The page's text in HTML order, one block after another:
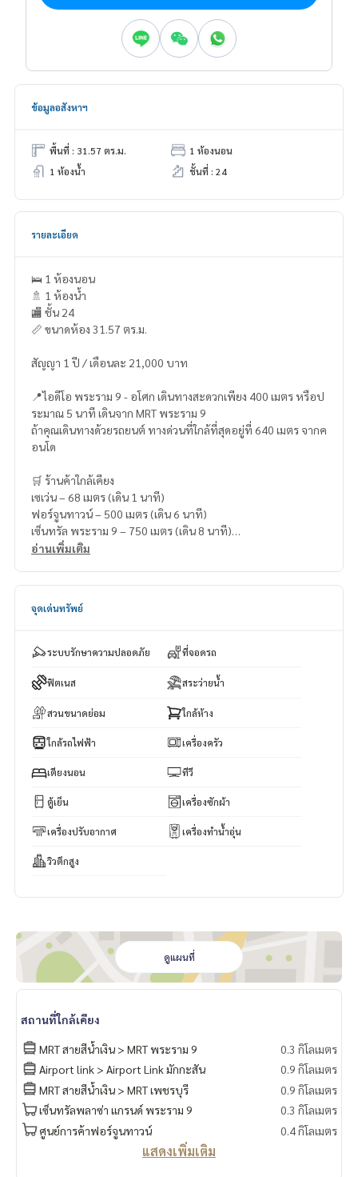
ข้อมูลอสังหาฯ
พื้นที่ : 31.57 ตร.ม.
1 ห้องนอน
1 ห้องน้ำ
ชั้นที่ : 24
รายละเอียด
🛌 1 ห้องนอน
🚿 1 ห้องน้ำ
🏬 ชั้น 24
📏 ขนาดห้อง 31.57 ตร.ม.
สัญญา 1 ปี / เดือนละ 21,000 บาท
📍ไอดีโอ พระราม 9 - อโศก เดินทางสะดวกเพียง 400 เมตร หรือป
ระมาณ 5 นาที เดินจาก MRT พระราม 9
ถ้าคุณเดินทางด้วยรถยนต์ ทางด่วนที่ใกล้ที่สุดอยู่ที่ 640 เมตร จากค
อนโด
🛒 ร้านค้าใกล้เคียง
เซเว่น – 68 เมตร (เดิน 1 นาที)
ฟอร์จูนทาวน์ – 500 เมตร (เดิน 6 นาที)
เซ็นทรัล พระราม 9 – 750 เมตร (เดิน 8 นาที)
โรบินสัน ดีพาร์ทเม้นท์ สโตร์ พระราม 9 – 750 เมตร (เดิน 8 นาที)
อ่านเพิ่มเติม
จุดเด่นทรัพย์
ระบบรักษาความปลอดภัย ที่จอดรถ
ฟิตเนส สระว่ายน้ำ
สวนขนาดย่อม ใกล้ห้าง
ใกล้รถไฟฟ้า เครื่องครัว
เตียงนอน ทีวี
ตู้เย็น เครื่องซักผ้า
เครื่องปรับอากาศ เครื่องทำน้ำอุ่น
วิวตึกสูง
ดูแผนที่
สถานที่ใกล้เคียง
MRT สายสีน้ำเงิน > MRT พระราม 9
0.3 กิโลเมตร
Airport link > Airport Link มักกะสัน
0.9 กิโลเมตร
MRT สายสีน้ำเงิน > MRT เพชรบุรี
0.9 กิโลเมตร
เซ็นทรัลพลาซ่า แกรนด์ พระราม 9
0.3 กิโลเมตร
ศูนย์การค้าฟอร์จูนทาวน์
0.4 กิโลเมตร
แสดงเพิ่มเติม